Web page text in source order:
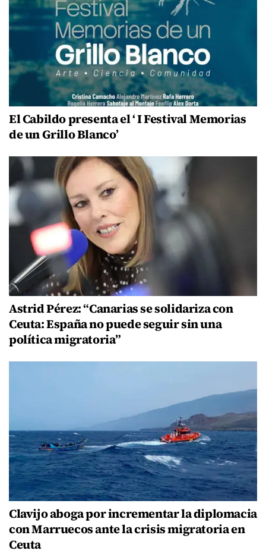
El Cabildo presenta el ‘ I Festival Memorias
de un Grillo Blanco’
Astrid Pérez: “Canarias se solidariza con
Ceuta: España no puede seguir sin una
política migratoria”
Clavijo aboga por incrementar la diplomacia
con Marruecos ante la crisis migratoria en
Ceuta